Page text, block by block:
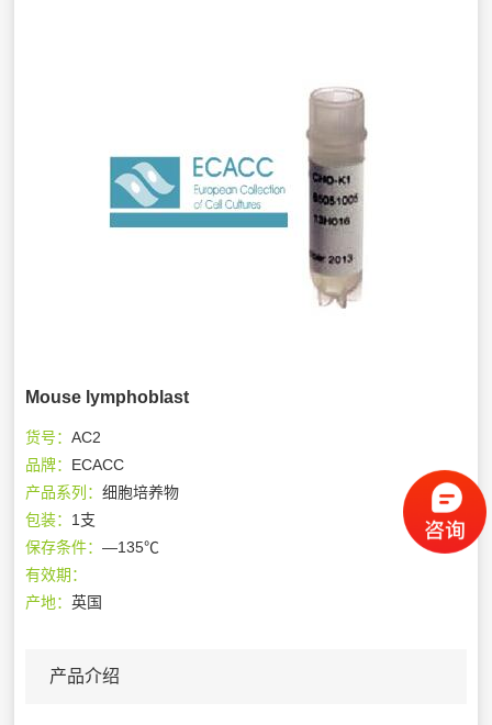
Mouse lymphoblast
货号：AC2
品牌： ECACC
产品系列：细胞培养物
包装： 1支
保存条件：—135℃
有效期：
产地：英国
产品介绍